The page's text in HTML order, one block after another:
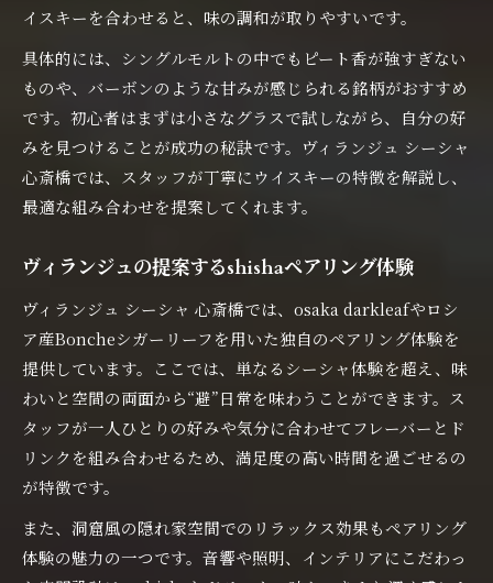
イスキーを合わせると、味の調和が取りやすいです。
具体的には、シングルモルトの中でもピート香が強すぎない
ものや、バーボンのような甘みが感じられる銘柄がおすすめ
です。初心者はまずは小さなグラスで試しながら、自分の好
みを見つけることが成功の秘訣です。ヴィランジュ シーシャ
心斎橋では、スタッフが丁寧にウイスキーの特徴を解説し、
最適な組み合わせを提案してくれます。
ヴィランジュの提案するshishaペアリング体験
ヴィランジュ シーシャ 心斎橋では、osaka darkleafやロシ
ア産Boncheシガーリーフを用いた独自のペアリング体験を
提供しています。ここでは、単なるシーシャ体験を超え、味
わいと空間の両面から“避”日常を味わうことができます。ス
タッフが一人ひとりの好みや気分に合わせてフレーバーとド
リンクを組み合わせるため、満足度の高い時間を過ごせるの
が特徴です。
また、洞窟風の隠れ家空間でのリラックス効果もペアリング
体験の魅力の一つです。音響や照明、インテリアにこだわっ